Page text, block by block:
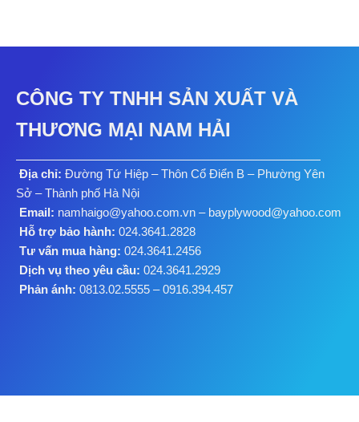
CÔNG TY TNHH SẢN XUẤT VÀ
THƯƠNG MẠI NAM HẢI
Địa chỉ: Đường Tứ Hiệp – Thôn Cổ Điển B – Phường Yên
Sở – Thành phố Hà Nội
Email: namhaigo@yahoo.com.vn – bayplywood@yahoo.com
Hỗ trợ bảo hành: 024.3641.2828
Tư vấn mua hàng: 024.3641.2456
Dịch vụ theo yêu cầu: 024.3641.2929
Phản ánh: 0813.02.5555 – 0916.394.457